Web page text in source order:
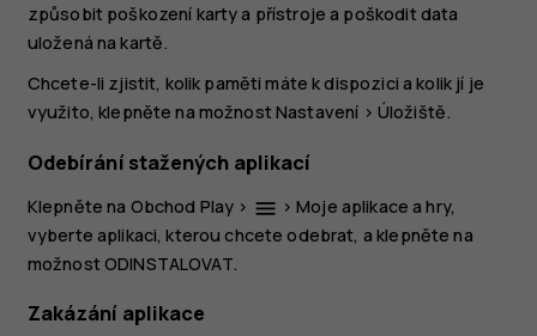
způsobit poškození karty a přístroje a poškodit data
uložená na kartě.
Chcete-li zjistit, kolik paměti máte k dispozici a kolik jí je
využito, klepněte na možnostNastavení > Úložiště.
Odebírání stažených aplikací
Klepněte na Obchod Play > menu >Moje aplikace a hry,
vyberte aplikaci, kterou chcete odebrat, a klepněte na
možnostODINSTALOVAT.
Zakázání aplikace